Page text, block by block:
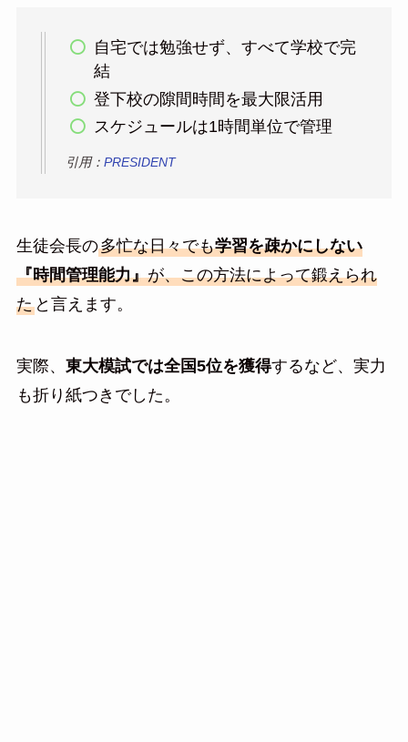
自宅では勉強せず、すべて学校で完
結
登下校の隙間時間を最大限活用
スケジュールは1時間単位で管理
引用： PRESIDENT
生徒会長の多忙な日々でも学習を疎かにしない
『時間管理能力』が、この方法によって鍛えられ
たと言えます。
実際、 東大模試では全国5位を獲得するなど、実力
も折り紙つきでした。